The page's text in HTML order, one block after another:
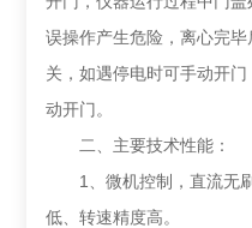
误操作产生危险，离心完
关，如遇停电时可手动开
动开门。
二、主要技术性能：
1、微机控制，直流无刷
低、转速精度高。